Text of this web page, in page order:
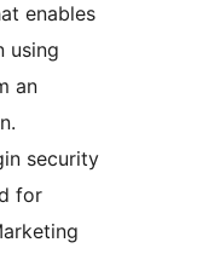
enables
using
an
security
for